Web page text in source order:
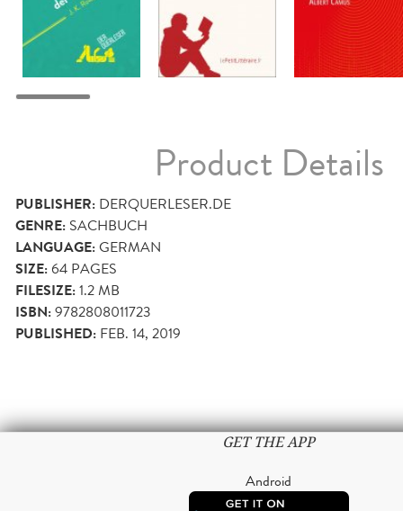
Product Details
PUBLISHER: DERQUERLESER.DE
GENRE: SACHBUCH
LANGUAGE:GERMAN
SIZE:64 PAGES
FILESIZE:1.2 MB
ISBN:9782808011723
PUBLISHED: FEB. 14, 2019
GET THE APP
Android